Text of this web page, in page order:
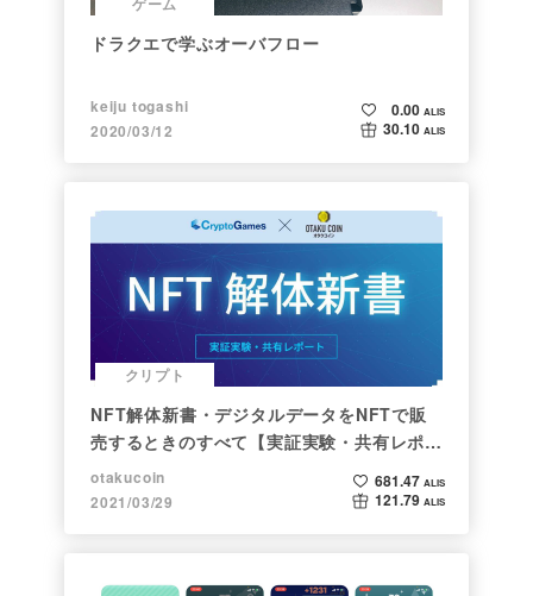
ドラクエで学ぶオーバフロー
keiju togashi
2020/03/12
0.00 ALIS
30.10 ALIS
クリプト
NFT解体新書・デジタルデータをNFTで販
売するときのすべて【実証実験・共有レポー
ト】
otakucoin
2021/03/29
681.47 ALIS
121.79 ALIS